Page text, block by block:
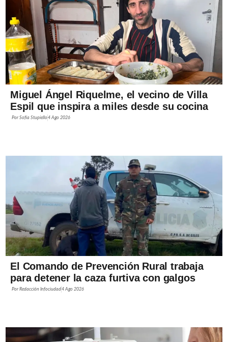
Miguel Ángel Riquelme, el vecino de Villa
Espil que inspira a miles desde su cocina
PorSofía Stupiello4 Ago 2026
El Comando de Prevención Rural trabaja
para detener la caza furtiva con galgos
PorRedacción Infociudad4 Ago 2026